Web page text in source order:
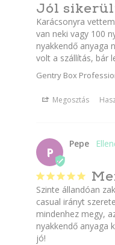
Jól
Karácsonyra
van neki vagy 100
nyakkendő anyaga
volt a szállítás, bár
Gentry Box
Megosztás
P
Pepe
Szinte állandóan
casual irányt
mindenhez megy,
nyakkendő anyaga
jó!